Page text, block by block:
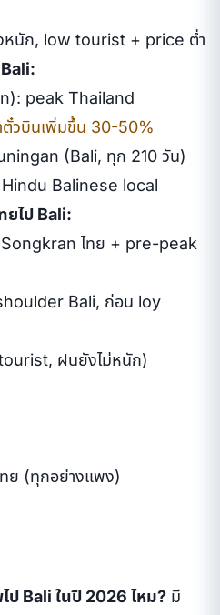
หนัก, low tourist + price ต่ำ
peak Thailand
ตั๋วบินเพิ่มขึ้น 30-50%
(Bali, ทุก 210 วัน)
Hindu Balinese local
ยไป Bali:
ไทย + pre-peak
Bali, ก่อน loy
ฝนยังไม่หนัก)
ย (ทุกอย่างแพง)
ป Bali ในปี 2026 ไหม? มี